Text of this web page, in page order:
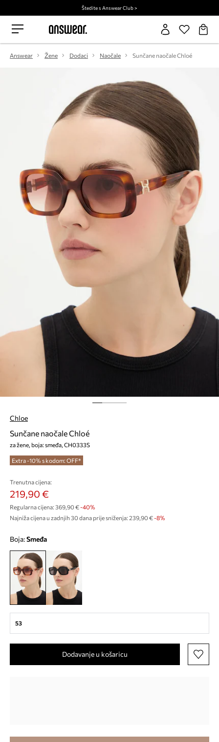
Štedite s Answear Club >
Answear Žene Dodaci Naočale Sunčane naočale Chloé
Chloe
Sunčane naočale Chloé
za žene, boja: smeđa, CH0333S
Extra -10% s kodom: OFF*
Trenutna cijena:
219,90 €
Regularna cijena: 369,90 €-40%
Najniža cijena u zadnjih 30 dana prije sniženja: 239,90 € -8%
Boja: smeđa
53
Dodavanje u košaricu